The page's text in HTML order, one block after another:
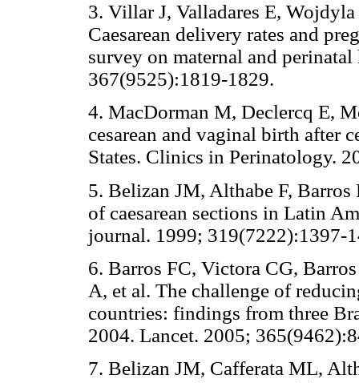
3. Villar J, Valladares E,
Caesarean delivery rates and
survey on maternal and
367(9525):1819-1829.
4. MacDorman M, Declercq E,
cesarean and vaginal birth after
States. Clinics in Perinatology.
5. Belizan JM, Althabe F,
of caesarean sections in Latin
journal. 1999; 319(7222):1397-
6. Barros FC, Victora CG,
A, et al. The challenge of
countries: findings from three
2004. Lancet. 2005;
7. Belizan JM, Cafferata ML,